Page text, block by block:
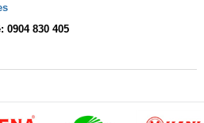
0904 830 405